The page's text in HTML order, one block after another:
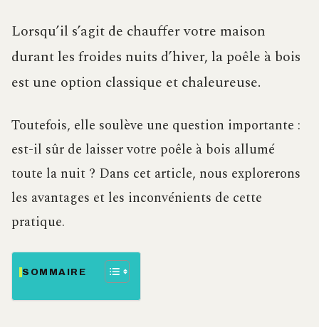
Lorsqu’il s’agit de chauffer votre maison
durant les froides nuits d’hiver, la poêle à bois
est une option classique et chaleureuse.
Toutefois, elle soulève une question importante :
est-il sûr de laisser votre poêle à bois allumé
toute la nuit ? Dans cet article, nous explorerons
les avantages et les inconvénients de cette
pratique.
SOMMAIRE